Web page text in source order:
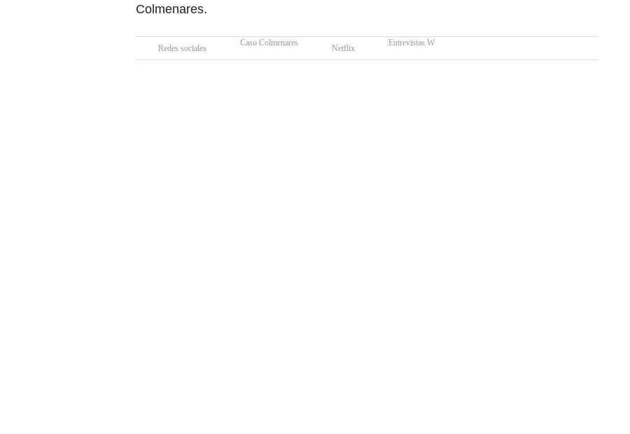
Colmenares.
Redes sociales
Caso Colmenares
Netflix
Entrevistas W